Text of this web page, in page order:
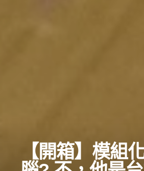
【開箱】模組